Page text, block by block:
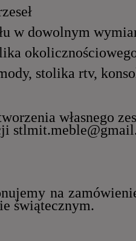
w dowolnym
stolika rtv,
własnego
na
świątecznym.